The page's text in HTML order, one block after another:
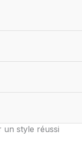
un style réussi